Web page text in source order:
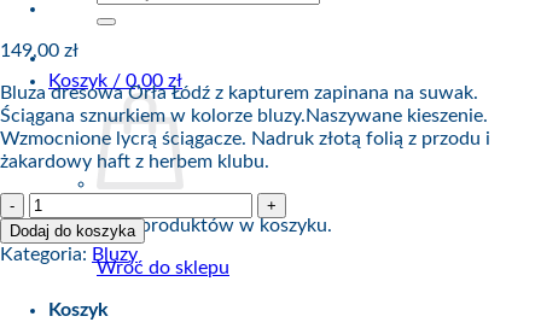
Koszyk / 0,00 zł
Brak produktów w koszyku.
Wróć do sklepu
Koszyk
149,00 zł
Bluza dresowa Orła Łódź z kapturem zapinana na suwak.
Ściągana sznurkiem w kolorze bluzy.Naszywane kieszenie.
Wzmocnione lycrą ściągacze. Nadruk złotą folią z przodu i
żakardowy haft z herbem klubu.
ilość
Bluza
Orzeł
z
Dodaj do koszyka
Kategoria: Bluzy